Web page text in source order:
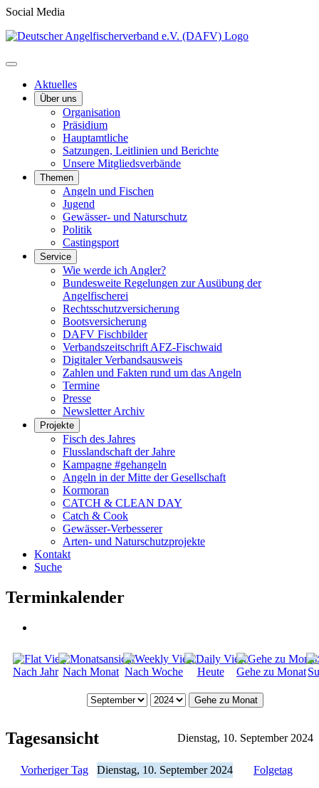
Social Media
Aktuelles
Über uns
Organisation
Präsidium
Hauptamtliche
Satzungen, Leitlinien und Berichte
Unsere Mitgliedsverbände
Themen
Angeln und Fischen
Jugend
Gewässer- und Naturschutz
Politik
Castingsport
Service
Wie werde ich Angler?
Bundesweite Regelungen zur Ausübung der
Angelfischerei
Rechtsschutzversicherung
Bootsversicherung
DAFV Fischbilder
Verbandszeitschrift AFZ-Fischwaid
Digitaler Verbandsausweis
Zahlen und Fakten rund um das Angeln
Termine
Presse
Newsletter Archiv
Projekte
Fisch des Jahres
Flusslandschaft der Jahre
Kampagne #gehangeln
Angeln in der Mitte der Gesellschaft
Kormoran
CATCH & CLEAN DAY
Catch & Cook
Gewässer-Verbesserer
Arten- und Naturschutzprojekte
Kontakt
Suche
Terminkalender
Nach Jahr Nach Monat Nach Woche Heute Gehe zu Monat
Gehe zu Monat
Tagesansicht Dienstag, 10. September 2024
Vorheriger Tag Dienstag, 10. September 2024 Folgetag